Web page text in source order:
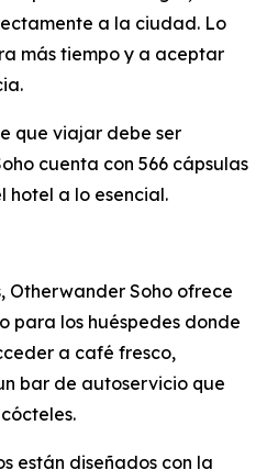
a la ciudad. Lo
más tiempo y a aceptar
que viajar debe ser
cuenta con 566 cápsulas
hotel a lo esencial.
Otherwander Soho ofrece
para los huéspedes donde
a café fresco,
bar de autoservicio que
están diseñados con la